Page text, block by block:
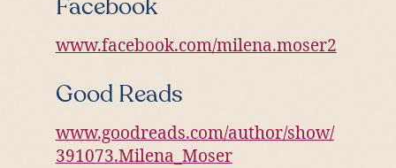
Facebook
www.facebook.com/milena.moser2
Good Reads
www.goodreads.com/author/show/
391073.Milena_Moser